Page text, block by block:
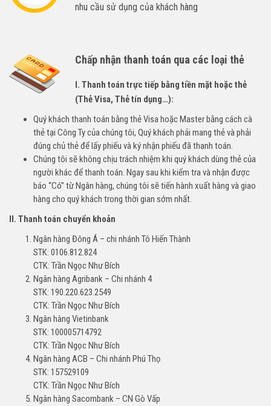
nhu cầu sử dụng của khách hàng
Chấp nhận thanh toán qua các loại thẻ
I. Thanh toán trực tiếp bằng tiền mặt hoặc thẻ
(Thẻ Visa, Thẻ tín dụng…):
Quý khách thanh toán bằng thẻ Visa hoặc Master bằng cách cà
thẻ tại Công Ty của chúng tôi, Quý khách phải mang thẻ và phải
đúng chủ thẻ để lấy phiếu và ký nhận phiếu đã thanh toán.
Chúng tôi sẽ không chịu trách nhiệm khi quý khách dùng thẻ của
người khác để thanh toán. Ngay sau khi kiểm tra và nhận được
báo “Có” từ Ngân hàng, chúng tôi sẽ tiến hành xuất hàng và giao
hàng cho quý khách trong thời gian sớm nhất.
II. Thanh toán chuyển khoản
Ngân hàng Đông Á – chi nhánh Tô Hiến Thành
STK: 0106.812.824
CTK: Trần Ngọc Như Bích
Ngân hàng Agribank – Chi nhánh 4
STK: 190.220.623.2549
CTK: Trần Ngọc Như Bích
Ngân hàng Vietinbank
STK: 100005714792
CTK: Trần Ngọc Như Bích
Ngân hàng ACB – Chi nhánh Phú Thọ
STK: 157529109
CTK: Trần Ngọc Như Bích
Ngân hàng Sacombank – CN Gò Vấp